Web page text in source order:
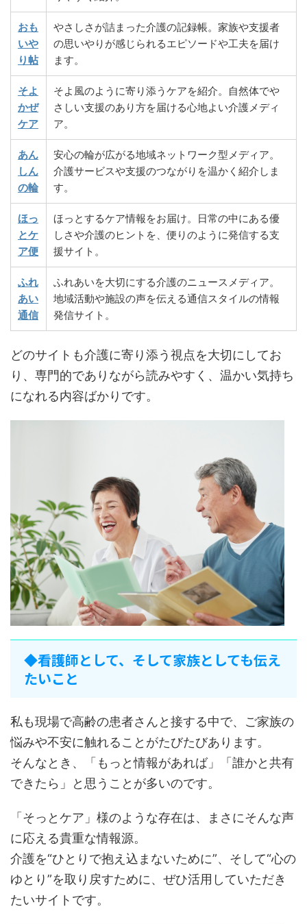
おも
いや
り帖
やさしさが詰まった介護の記録帳。家族や支援者
の思いやりが感じられるエピソードや工夫を届け
ます。
そよ
かぜ
ケア
そよ風のように寄り添うケアを紹介。自然体でや
さしい支援のあり方を届ける心地よい介護メディ
ア。
あん
しん
の輪
安心の輪が広がる地域ネットワーク型メディア。
介護サービスや支援のつながりを温かく紹介しま
す。
ほっ
とケ
ア便
ほっとするケア情報をお届け。日常の中にある優
しさや介護のヒントを、便りのように発信する支
援サイト。
ふれ
あい
通信
ふれあいを大切にする介護のニュースメディア。
地域活動や施設の声を伝える通信スタイルの情報
発信サイト。
どのサイトも介護に寄り添う視点を大切にしてお
り、専門的でありながら読みやすく、温かい気持ち
になれる内容ばかりです。
◆看護師として、そして家族としても伝え
たいこと
私も現場で高齢の患者さんと接する中で、ご家族の
悩みや不安に触れることがたびたびあります。
そんなとき、「もっと情報があれば」「誰かと共有
できたら」と思うことが多いのです。
「そっとケア」様のような存在は、まさにそんな声
に応える貴重な情報源。
介護を“ひとりで抱え込まないために”、そして“心の
ゆとり”を取り戻すために、ぜひ活用していただき
たいサイトです。